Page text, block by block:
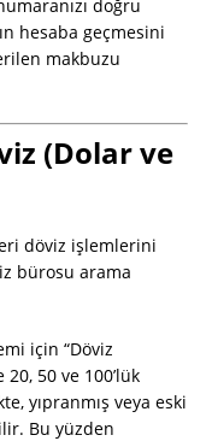
doğru
hesaba geçmesini
makbuzu
(Dolar ve
döviz işlemlerini
bürosu arama
için “Döviz
50 ve 100’lük
yıpranmış veya eski
Bu yüzden